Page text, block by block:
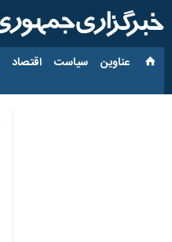
عناوین‌ سیاست اقتصاد